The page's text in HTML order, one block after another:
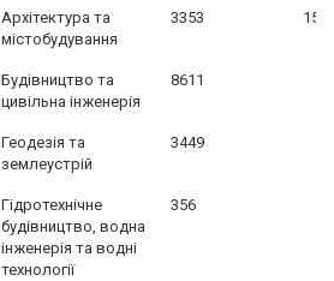
Архітектура та
містобудування
3353
Будівництво та
цивільна інженерія
8611
Геодезія та
землеустрій
3449
Гідротехнічне
будівництво, водна
інженерія та водні
технології
356